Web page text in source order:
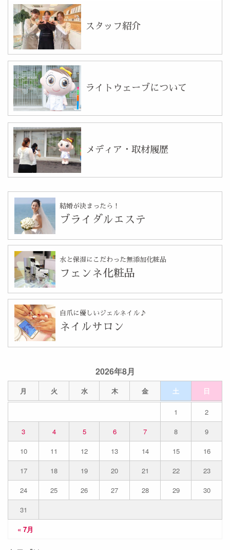
2026年8月
月 火 水 木 金 土 日
« 7月
1
2
3
4 5 6 7 8
9
10
11 12 13 14 15
16
17
18 19 20 21 22
23
24
25 26 27 28 29
30
31
スタッフ紹介
ライトウェーブについて
メディア・取材履歴
結婚が決まったら！
ブライダルエステ
水と保湿にこだわった無添加化粧品
フェンネ化粧品
自爪に優しいジェルネイル♪
ネイルサロン